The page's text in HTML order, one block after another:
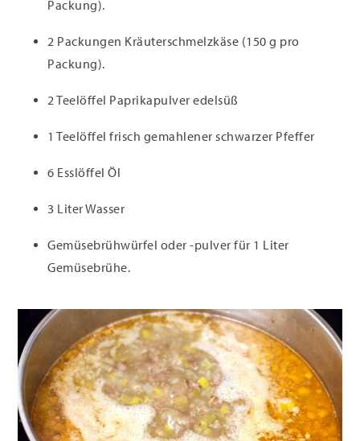
Packung).
2 Packungen Kräuterschmelzkäse (150 g pro
Packung).
2 Teelöffel Paprikapulver edelsüß
1 Teelöffel frisch gemahlener schwarzer Pfeffer
6 Esslöffel Öl
3 Liter Wasser
Gemüsebrühwürfel oder -pulver für 1 Liter
Gemüsebrühe.